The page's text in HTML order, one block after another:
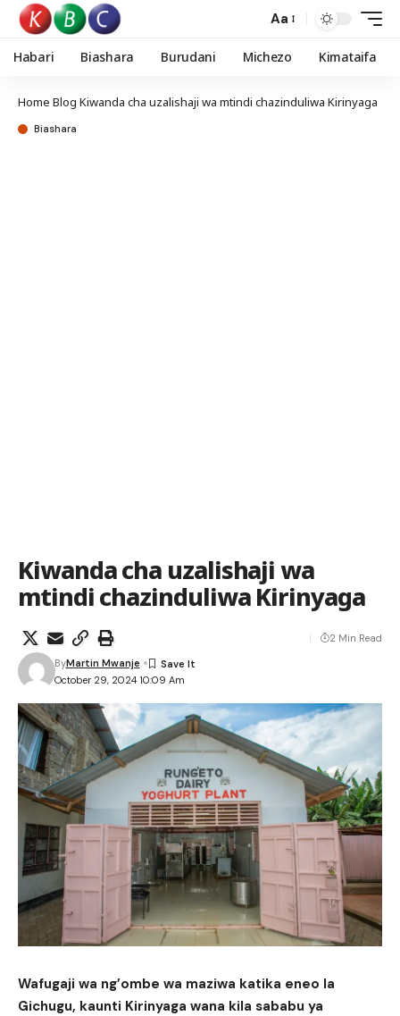
Aa
Habari Biashara Burudani Michezo Kimataifa
Home Blog Kiwanda cha uzalishaji wa mtindi chazinduliwa Kirinyaga
Biashara
Kiwanda cha uzalishaji wa
mtindi chazinduliwa Kirinyaga
October 29, 2024 10:09 Am
ByMartin Mwanje
2 Min Read
Wafugaji wa ng’ombe wa maziwa katika eneo la
Gichugu, kaunti Kirinyaga wana kila sababu ya